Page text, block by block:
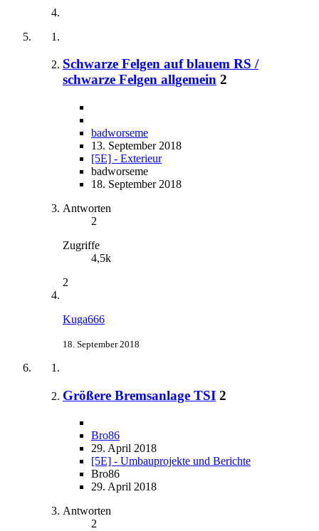
Schwarze Felgen auf blauem RS /
schwarze Felgen allgemein 2
badworseme
13. September 2018
[5E] - Exterieur
badworseme
18. September 2018
Antworten
2
Zugriffe
4,5k
2
Kuga666
18. September 2018
Größere Bremsanlage TSI 2
Bro86
29. April 2018
[5E] - Umbauprojekte und Berichte
Bro86
29. April 2018
Antworten
2